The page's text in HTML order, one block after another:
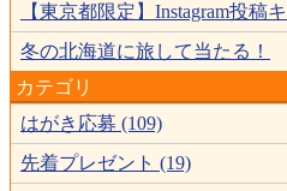
【東京都限定】Instagram投稿
冬の北海道に旅して当たる！
カテゴリ
はがき応募 (109)
先着プレゼント (19)